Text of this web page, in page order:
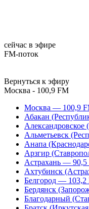
сейчас в эфире
FM-поток
Вернуться к эфиру
Москва - 100,9 FM
Москва — 100,9
Абакан
Альметьевск
Анапа
Арзгир
Астрахань — 90,5
Ахтубинск
Белгород — 103,2
Бердянск
Благодарный